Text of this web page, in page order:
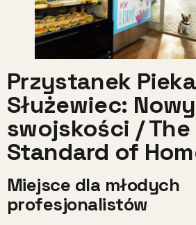
Przystanek
Służewiec:
swojskości / The
Standard of
Miejsce dla młodych
profesjonalistów